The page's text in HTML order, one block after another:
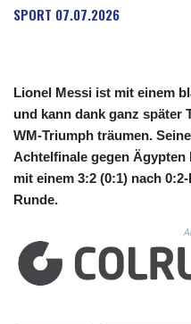
SPORT 07.07.2026
Lionel Messi ist mit einem
und kann dank ganz später
WM-Triumph träumen.
Achtelfinale gegen
mit einem 3:2 (0:1) nach
Runde.